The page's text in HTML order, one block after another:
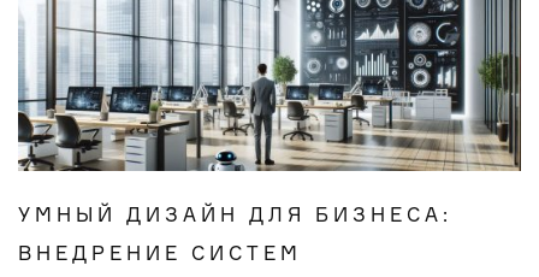
УМНЫЙ ДИЗАЙН ДЛЯ БИЗНЕСА:
ВНЕДРЕНИЕ СИСТЕМ